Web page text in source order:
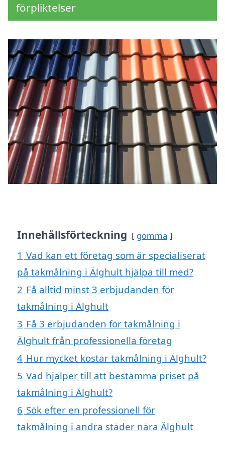
förpliktelser
Innehållsförteckning gömma
1 Vad kan ett företag som är specialiserat
på takmålning i Älghult hjälpa till med?
2 Få alltid minst 3 erbjudanden för
takmålning i Älghult
3 Få 3 erbjudanden för takmålning i
Älghult från professionella företag
4 Hur mycket kostar takmålning i Älghult?
5 Vad hjälper till att bestämma priset på
takmålning i Älghult?
6 Sök efter en professionell för
takmålning i andra städer nära Älghult